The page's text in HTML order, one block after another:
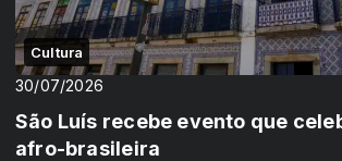
Cultura
30/07/2026
São Luís recebe evento que
afro-brasileira